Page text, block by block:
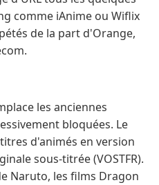
comme iAnime ou Wiflix
de la part d'Orange,
les anciennes
bloquées. Le
d'animés en version
sous-titrée (VOSTFR).
Naruto, les films Dragon